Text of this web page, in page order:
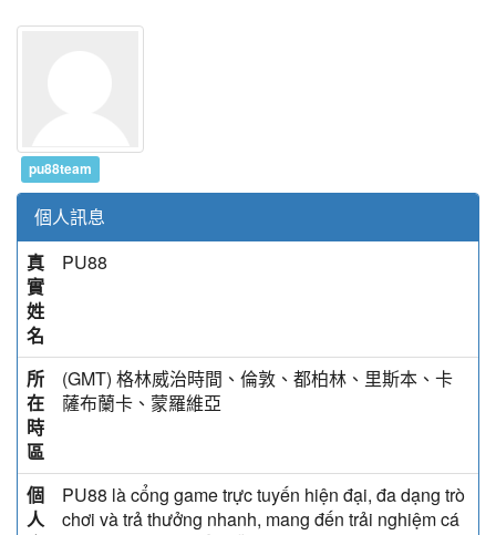
pu88team
個人訊息
真
實
姓
名
PU88
所
在
時
區
(GMT) 格林威治時間、倫敦、都柏林、里斯本、卡
薩布蘭卡、蒙羅維亞
個
人
PU88 là cổng game trực tuyến hiện đại, đa dạng trò
chơi và trả thưởng nhanh, mang đến trải nghiệm cá